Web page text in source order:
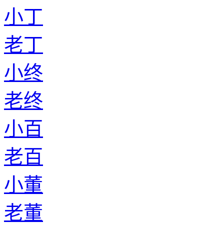
小丁
老丁
小终
老终
小百
老百
小董
老董